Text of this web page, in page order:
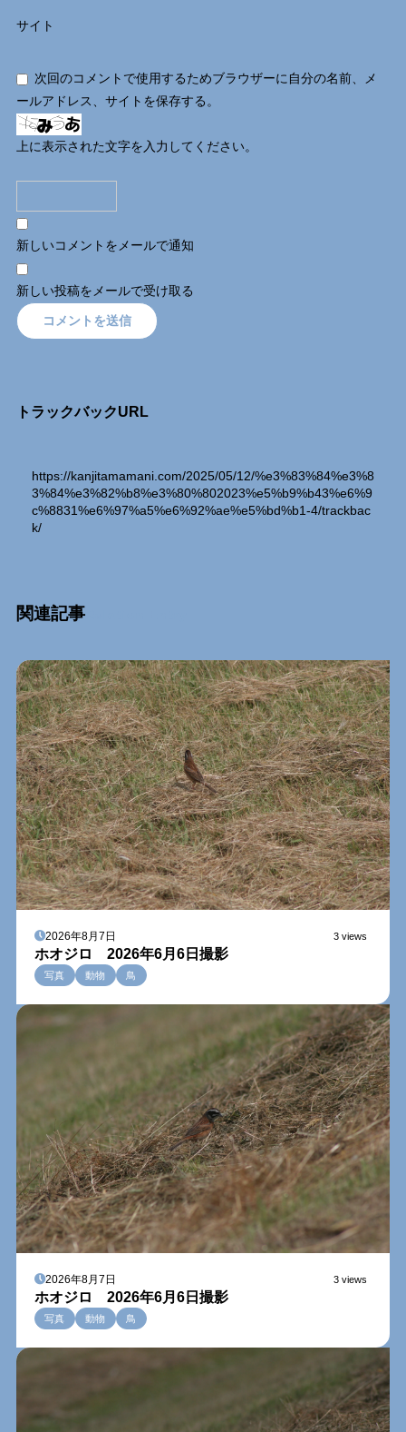
サイト
次回のコメントで使用するためブラウザーに自分の名前、メ
ールアドレス、サイトを保存する。
上に表示された文字を入力してください。
新しいコメントをメールで通知
新しい投稿をメールで受け取る
トラックバックURL
https://kanjitamamani.com/2025/05/12/%e3%83%84%e3%8
3%84%e3%82%b8%e3%80%802023%e5%b9%b43%e6%9
c%8831%e6%97%a5%e6%92%ae%e5%bd%b1-4/trackbac
k/
関連記事Relation Entry
2026年8月7日 3 views
ホオジロ 2026年6月6日撮影
写真 動物 鳥
2026年8月7日 3 views
ホオジロ 2026年6月6日撮影
写真 動物 鳥